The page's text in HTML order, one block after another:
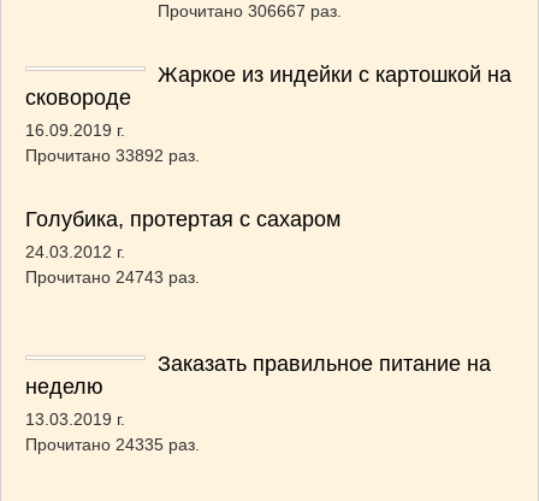
Прочитано 306667 раз.
Жаркое из индейки с картошкой на
сковороде
16.09.2019 г.
Прочитано 33892 раз.
Голубика, протертая с сахаром
24.03.2012 г.
Прочитано 24743 раз.
Заказать правильное питание на
неделю
13.03.2019 г.
Прочитано 24335 раз.